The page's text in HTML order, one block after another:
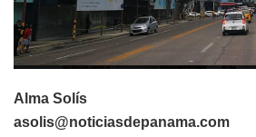
Alma Solís
asolis@noticiasdepanama.com